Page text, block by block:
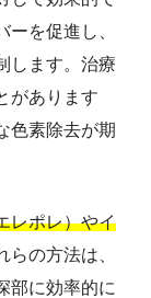
を促進し、
します。治療
があります
色素除去が期
レポレ）やイ
の方法は、
部に効率的に